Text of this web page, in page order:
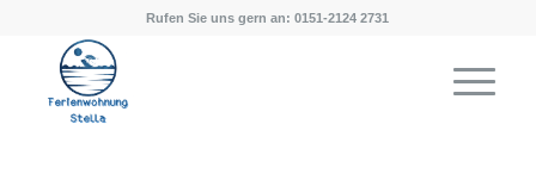
Rufen Sie uns gern an: 0151-2124 2731